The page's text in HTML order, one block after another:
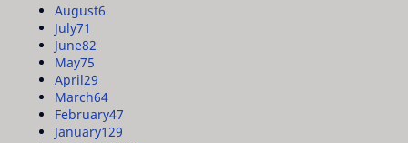
August6
July71
June82
May75
April29
March64
February47
January129